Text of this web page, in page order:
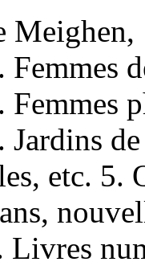
Femmes
Femmes
Jardins
etc.
Livres